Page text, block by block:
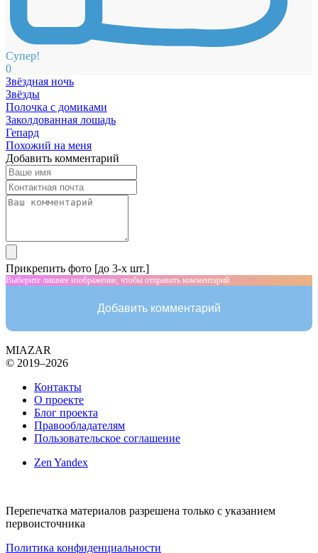
Супер!
0
Звёздная ночь
Звёзды
Полочка с домиками
Заколдованная лошадь
Гепард
Похожий на меня
Добавить комментарий
Прикрепить фото [до 3-х шт.]
Выберите лишнее изображение, чтобы отправить комментарий
Добавить комментарий
MIAZAR
© 2019–2026
Контакты
О проекте
Блог проекта
Правообладателям
Пользовательское соглашение
Zen Yandex
Перепечатка материалов разрешена только с указанием
первоисточника
Политика конфиденциальности